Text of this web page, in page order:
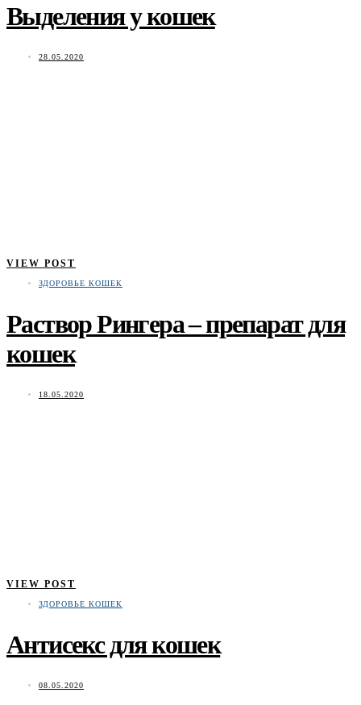
Выделения у кошек
28.05.2020
VIEW POST
ЗДОРОВЬЕ КОШЕК
Раствор Рингера – препарат для
кошек
18.05.2020
VIEW POST
ЗДОРОВЬЕ КОШЕК
Антисекс для кошек
08.05.2020